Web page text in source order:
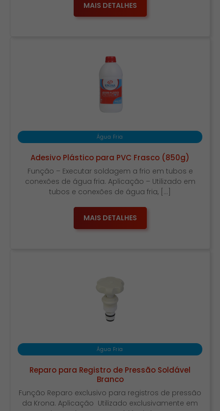
MAIS DETALHES
Água Fria
Adesivo Plástico para PVC Frasco (850g)
Função – Executar soldagem a frio em tubos e
conexões de água fria. Aplicação – Utilizado em
tubos e conexões de água fria, […]
MAIS DETALHES
Água Fria
Reparo para Registro de Pressão Soldável
Branco
Função Reparo exclusivo para registros de pressão
da Krona. Aplicação Utilizado exclusivamente em